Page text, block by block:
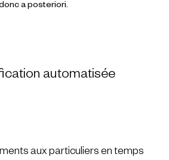
a posteriori.
automatisée
aux particuliers en temps